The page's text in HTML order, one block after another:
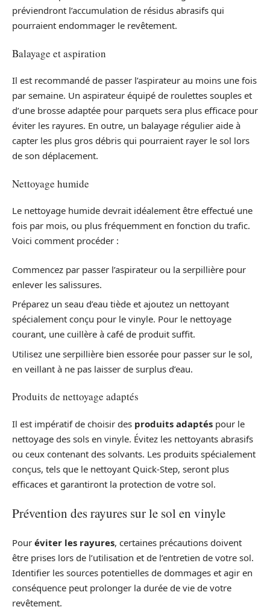
préviendront l’accumulation de résidus abrasifs qui
pourraient endommager le revêtement.
Balayage et aspiration
Il est recommandé de passer l’aspirateur au moins une fois
par semaine. Un aspirateur équipé de roulettes souples et
d’une brosse adaptée pour parquets sera plus efficace pour
éviter les rayures. En outre, un balayage régulier aide à
capter les plus gros débris qui pourraient rayer le sol lors
de son déplacement.
Nettoyage humide
Le nettoyage humide devrait idéalement être effectué une
fois par mois, ou plus fréquemment en fonction du trafic.
Voici comment procéder :
Commencez par passer l’aspirateur ou la serpillière pour
enlever les salissures.
Préparez un seau d’eau tiède et ajoutez un nettoyant
spécialement conçu pour le vinyle. Pour le nettoyage
courant, une cuillère à café de produit suffit.
Utilisez une serpillière bien essorée pour passer sur le sol,
en veillant à ne pas laisser de surplus d’eau.
Produits de nettoyage adaptés
Il est impératif de choisir des produits adaptés pour le
nettoyage des sols en vinyle. Évitez les nettoyants abrasifs
ou ceux contenant des solvants. Les produits spécialement
conçus, tels que le nettoyant Quick-Step, seront plus
efficaces et garantiront la protection de votre sol.
Prévention des rayures sur le sol en vinyle
Pour éviter les rayures, certaines précautions doivent
être prises lors de l’utilisation et de l’entretien de votre sol.
Identifier les sources potentielles de dommages et agir en
conséquence peut prolonger la durée de vie de votre
revêtement.